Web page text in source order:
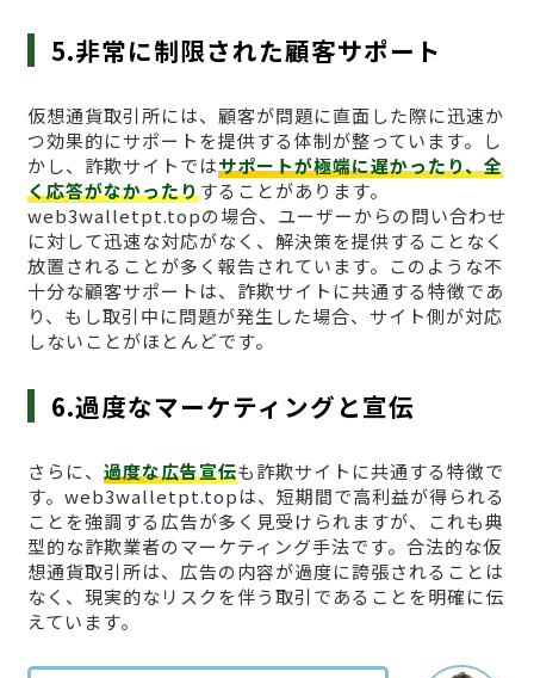
5.非常に制限された顧客サポート
仮想通貨取引所には、顧客が問題に直面した際に迅速か
つ効果的にサポートを提供する体制が整っています。し
かし、詐欺サイトではサポートが極端に遅かったり、全
く応答がなかったりすることがあります。
web3walletpt.topの場合、ユーザーからの問い合わせ
に対して迅速な対応がなく、解決策を提供することなく
放置されることが多く報告されています。このような不
十分な顧客サポートは、詐欺サイトに共通する特徴であ
り、もし取引中に問題が発生した場合、サイト側が対応
しないことがほとんどです。
6.過度なマーケティングと宣伝
さらに、 過度な広告宣伝も詐欺サイトに共通する特徴で
す。web3walletpt.topは、短期間で高利益が得られる
ことを強調する広告が多く見受けられますが、これも典
型的な詐欺業者のマーケティング手法です。合法的な仮
想通貨取引所は、広告の内容が過度に誇張されることは
なく、現実的なリスクを伴う取引であることを明確に伝
えています。